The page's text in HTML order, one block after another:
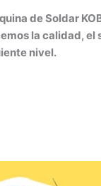
de Soldar
la calidad,
nivel.